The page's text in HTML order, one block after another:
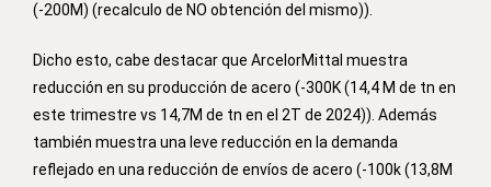
(-200M) (recalculo de NO obtención del mismo)).
Dicho esto, cabe destacar que ArcelorMittal muestra
reducción en su producción de acero (-300K (14,4 M de tn en
este trimestre vs 14,7M de tn en el 2T de 2024)). Además
también muestra una leve reducción en la demanda
reflejado en una reducción de envíos de acero (-100k (13,8M